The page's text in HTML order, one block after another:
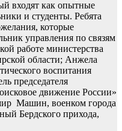
входят как опытные
и студенты. Ребята
которые
управления по связям
работе министерства
области; Анжела
воспитания
председателя
движение России»
Машин, военком города
Бердского прихода,